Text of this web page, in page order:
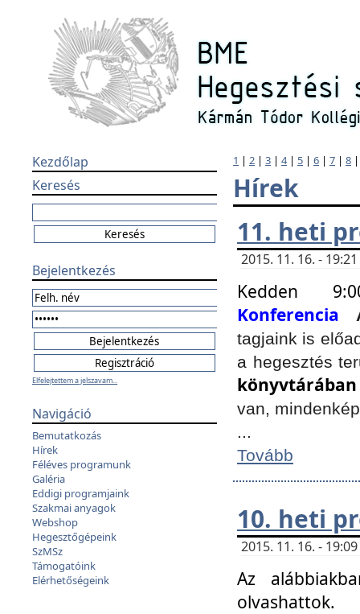
Kezdőlap
Keresés
Bejelentkezés
Elfelejtettem a jelszavam...
Navigáció
Bemutatkozás
Hírek
Féléves programunk
Galéria
Eddigi programjaink
Szakmai anyagok
Webshop
Hegesztőgépeink
SzMSz
Támogatóink
Elérhetőségeink
1 | 2 | 3 | 4| 5 | 6 | 7 | 8
Hírek
11. heti
2015. 11. 16. -
Kedden
Konferencia
tagjaink is
a hegesztés
könyvtárában
van,
...
Tovább
10. heti
2015. 11. 16. -
Az
olvashattok.